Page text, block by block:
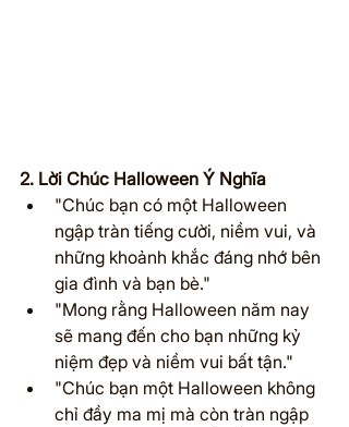
2. Lời Chúc Halloween Ý Nghĩa
"Chúc bạn có một Halloween
ngập tràn tiếng cười, niềm vui, và
những khoảnh khắc đáng nhớ bên
gia đình và bạn bè."
"Mong rằng Halloween năm nay
sẽ mang đến cho bạn những kỷ
niệm đẹp và niềm vui bất tận."
"Chúc bạn một Halloween không
chỉ đầy ma mị mà còn tràn ngập